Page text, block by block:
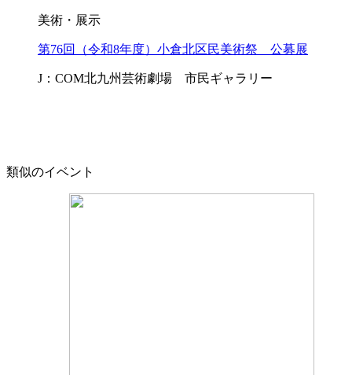
美術・展示
第76回（令和8年度）小倉北区民美術祭 公募展
J：COM北九州芸術劇場 市民ギャラリー
類似のイベント